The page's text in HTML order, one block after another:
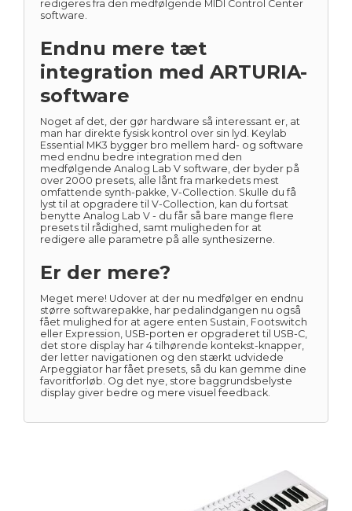
redigeres fra den medfølgende MIDI Control Center
software.
Endnu mere tæt
integration med ARTURIA-
software
Noget af det, der gør hardware så interessant er, at
man har direkte fysisk kontrol over sin lyd. Keylab
Essential MK3 bygger bro mellem hard- og software
med endnu bedre integration med den
medfølgende Analog Lab V software, der byder på
over 2000 presets, alle lånt fra markedets mest
omfattende synth-pakke, V-Collection. Skulle du få
lyst til at opgradere til V-Collection, kan du fortsat
benytte Analog Lab V - du får så bare mange flere
presets til rådighed, samt muligheden for at
redigere alle parametre på alle synthesizerne.
Er der mere?
Meget mere! Udover at der nu medfølger en endnu
større softwarepakke, har pedalindgangen nu også
fået mulighed for at agere enten Sustain, Footswitch
eller Expression, USB-porten er opgraderet til USB-C,
det store display har 4 tilhørende kontekst-knapper,
der letter navigationen og den stærkt udvidede
Arpeggiator har fået presets, så du kan gemme dine
favoritforløb. Og det nye, store baggrundsbelyste
display giver bedre og mere visuel feedback.